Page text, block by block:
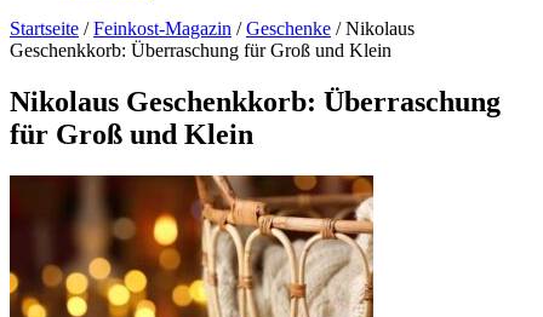
Startseite /Feinkost-Magazin /Geschenke / Nikolaus
Geschenkkorb: Überraschung für Groß und Klein
Nikolaus Geschenkkorb: Überraschung
für Groß und Klein